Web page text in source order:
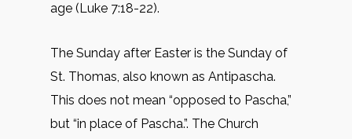
age (Luke 7:18-22).
The Sunday after Easter is the Sunday of
St. Thomas, also known as Antipascha.
This does not mean “opposed to Pascha,”
but “in place of Pascha.”. The Church